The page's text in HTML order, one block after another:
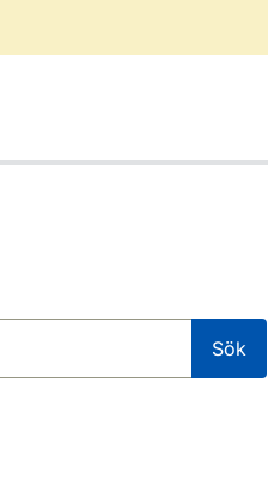
Sök